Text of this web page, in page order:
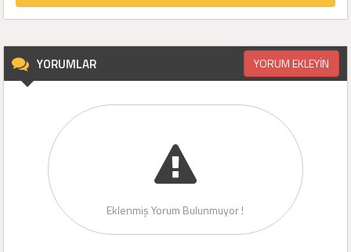
YORUMLAR YORUM EKLEYİN
Eklenmiş Yorum Bulunmuyor !